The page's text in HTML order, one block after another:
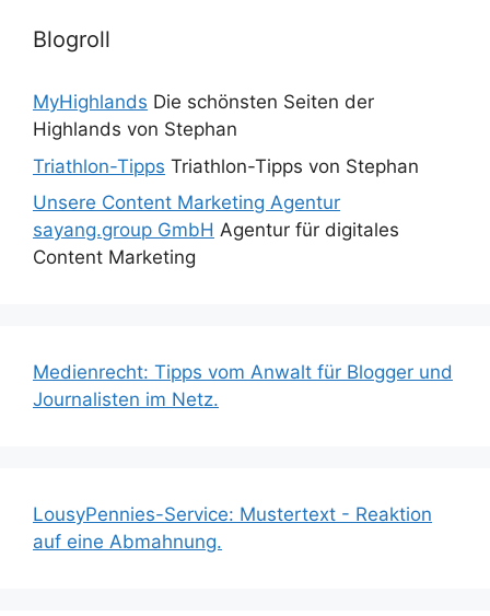
Blogroll
MyHighlands Die schönsten Seiten der
Highlands von Stephan
Triathlon-Tipps Triathlon-Tipps von Stephan
Unsere Content Marketing Agentur
sayang.group GmbH Agentur für digitales
Content Marketing
Medienrecht: Tipps vom Anwalt für Blogger und
Journalisten im Netz.
LousyPennies-Service: Mustertext - Reaktion
auf eine Abmahnung.